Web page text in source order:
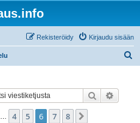
Kirjaudu sisään
Rekisteröidy
Etsi
4 5 6 7 8